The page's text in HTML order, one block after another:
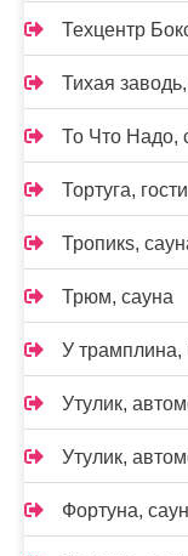
Техцентр
Тихая
То Что Надо,
Тортуга,
Тропикs,
Трюм, сауна
У трамплина,
Утулик,
Утулик,
Фортуна,